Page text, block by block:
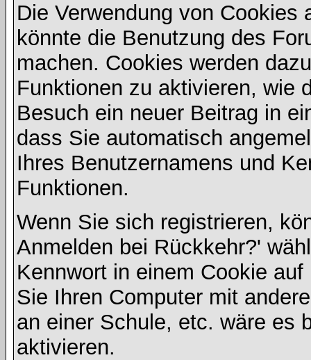
Die Verwendung von
könnte die Benutzung des
machen. Cookies werden
Funktionen zu aktivieren, wie
Besuch ein neuer Beitrag in
dass Sie automatisch
Ihres Benutzernamens und
Funktionen.
Wenn Sie sich registrieren,
Anmelden bei Rückkehr?'
Kennwort in einem Cookie
Sie Ihren Computer mit
an einer Schule, etc. wäre es
aktivieren.